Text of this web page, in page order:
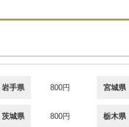
岩手県 800円 宮城県
茨城県 800円 栃木県